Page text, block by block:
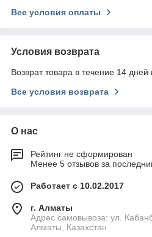
Все условия оплаты
Условия возврата
Возврат товара в течение 14 дней
Все условия возврата
О нас
Рейтинг не сформирован
Менее 5 отзывов за
Работает с 10.02.2017
г. Алматы
Адрес самовывоза: ул.
Алматы, Казахстан